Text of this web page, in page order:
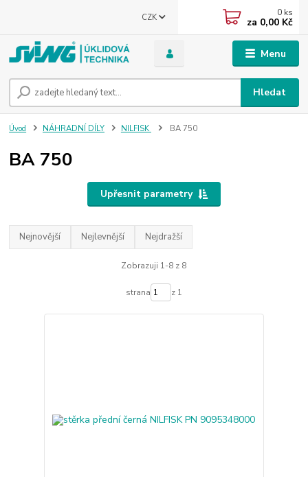
Menu
CZK
Hledat
0 ks
za 0,00 Kč
Úvod NÁHRADNÍ DÍLY NILFISK BA 750
BA 750
Upřesnit parametry
Nejnovější Nejlevnější Nejdražší
Zobrazuji 1-8 z 8
strana z 1